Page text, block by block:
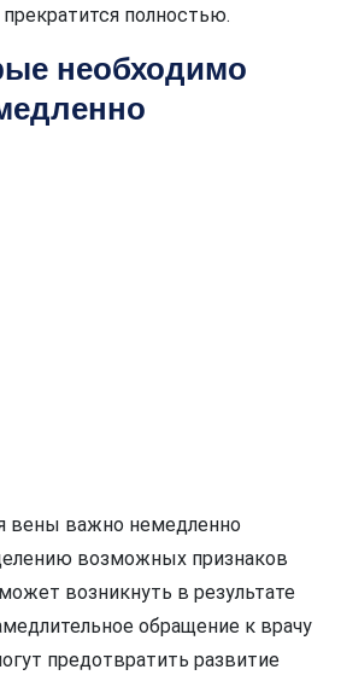
полностью.
необходимо
вены важно немедленно
возможных признаков
возникнуть в результате
обращение к врачу
предотвратить развитие